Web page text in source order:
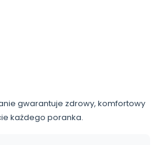
gwarantuje zdrowy, komfortowy
każdego poranka.